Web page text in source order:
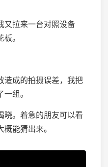
又拉来一台对照设备
。
造成的拍摄误差，我把
组。
晓。着急的朋友可以看
能猜出来。